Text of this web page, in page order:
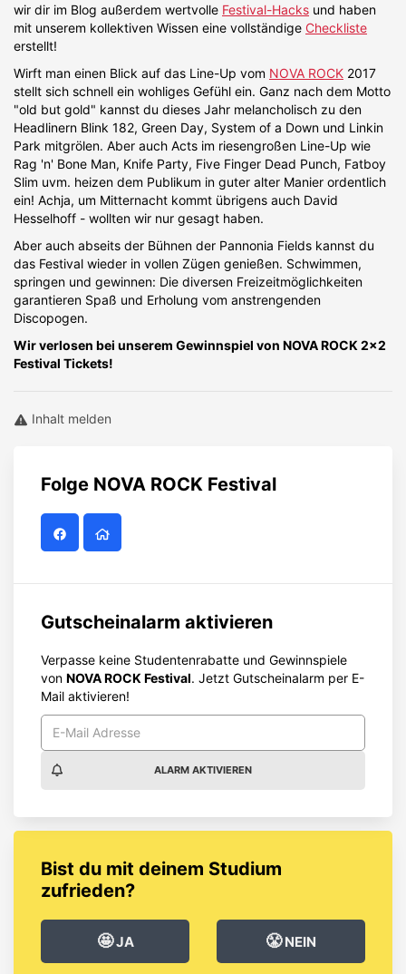
wir dir im Blog außerdem wertvolle Festival-Hacks und haben
mit unserem kollektiven Wissen eine vollständige Checkliste
erstellt!
Wirft man einen Blick auf das Line-Up vom NOVA ROCK 2017
stellt sich schnell ein wohliges Gefühl ein. Ganz nach dem Motto
"old but gold" kannst du dieses Jahr melancholisch zu den
Headlinern Blink 182, Green Day, System of a Down und Linkin
Park mitgrölen. Aber auch Acts im riesengroßen Line-Up wie
Rag 'n' Bone Man, Knife Party, Five Finger Dead Punch, Fatboy
Slim uvm. heizen dem Publikum in guter alter Manier ordentlich
ein! Achja, um Mitternacht kommt übrigens auch David
Hesselhoff - wollten wir nur gesagt haben.
Aber auch abseits der Bühnen der Pannonia Fields kannst du
das Festival wieder in vollen Zügen genießen. Schwimmen,
springen und gewinnen: Die diversen Freizeitmöglichkeiten
garantieren Spaß und Erholung vom anstrengenden
Discopogen.
Wir verlosen bei unserem Gewinnspiel von NOVA ROCK 2x2
Festival Tickets!
Inhalt melden
Folge NOVA ROCK Festival
Gutscheinalarm aktivieren
Verpasse keine Studentenrabatte und Gewinnspiele
von NOVA ROCK Festival. Jetzt Gutscheinalarm per E-
Mail aktivieren!
ALARM AKTIVIEREN
Bist du mit deinem Studium
zufrieden?
🤩JA 😤NEIN